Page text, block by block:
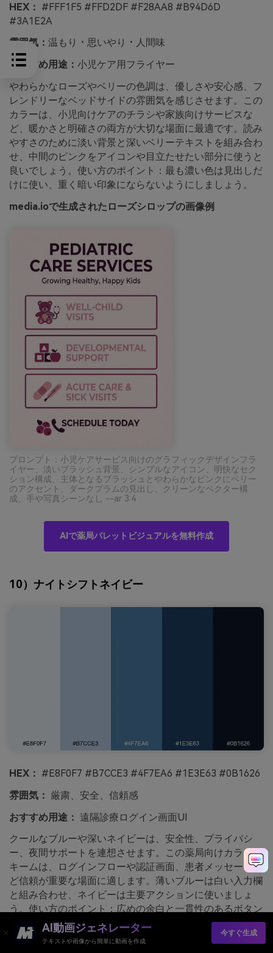
HEX： #FFF1F5 #FFD2DF #F28AA8 #B94D6D
#3A1E2A
雰囲気： 温もり・思いやり・人間味
おすすめ用途： 小児ケア用フライヤー
やわらかなローズやベリーの色調は、優しさや安心感、フ
レンドリーなベッドサイドの雰囲気を感じさせます。この
カラーは、小児向けケアのチラシや家族向けサービスな
ど、暖かさと明確さの両方が大切な場面に最適です。読み
やすさのために淡い背景と深いベリーテキストを組み合わ
せ、中間のピンクをアイコンや目立たせたい部分に使うと
良いでしょう。使い方のポイント：最も濃い色は見出しだ
けに使い、重く暗い印象にならないようにしましょう。
media.ioで生成されたローズシロップの画像例
プロンプト：小児ケアサービス向けのグラフィックデザインフラ
イヤー、淡いブラッシュ背景、シンプルなアイコン、明快なセク
ション構成、主体となるブラッシュとやわらかなピンクにベリー
のアクセント、ダークプラムの見出し、クリーンなベクター構
成、手や写真シーンなし --ar 3:4
AIで薬局パレットビジュアルを無料作成
10）ナイトシフトネイビー
HEX： #E8F0F7 #B7CCE3 #4F7EA6 #1E3E63 #0B1626
雰囲気： 厳粛、安全、信頼感
おすすめ用途： 遠隔診療ログイン画面UI
クールなブルーや深いネイビーは、安全性、プライバシ
ー、夜間サポートを連想させます。この薬局向けカラース
キームは、ログインフローや認証画面、患者メッセージな
ど信頼が重要な場面に適します。薄いブルーは白い入力欄
と組み合わせ、ネイビーは主要アクションに使いましょ
う。使い方のポイント：広めの余白と一貫性のあるボタン
形状で、濃い色調が威圧的にならないように工夫しましょ
う。
AI動画ジェネレーター
テキストや画像から簡単に動画を作成
今すぐ生成